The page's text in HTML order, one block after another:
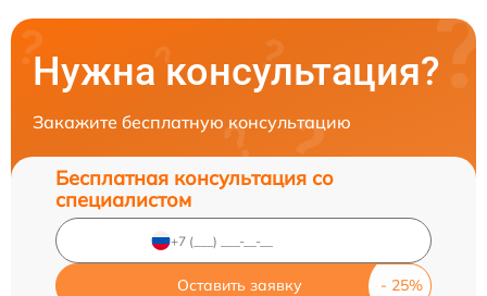
Нужна консультация?
Закажите бесплатную консультацию
Бесплатная консультация со
специалистом
Оставить заявку